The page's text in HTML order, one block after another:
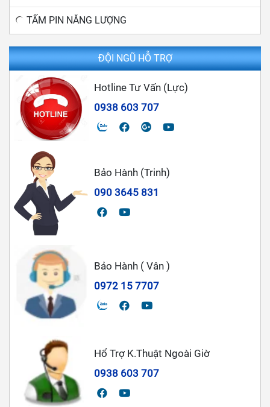
TẤM PIN NĂNG LƯỢNG
ĐỘI NGŨ HỖ TRỢ
Hotline Tư Vấn (Lực)
0938 603 707
Bảo Hành (Trinh)
090 3645 831
Bảo Hành ( Vân )
0972 15 7707
Hổ Trợ K.Thuật Ngoài Giờ
0938 603 707